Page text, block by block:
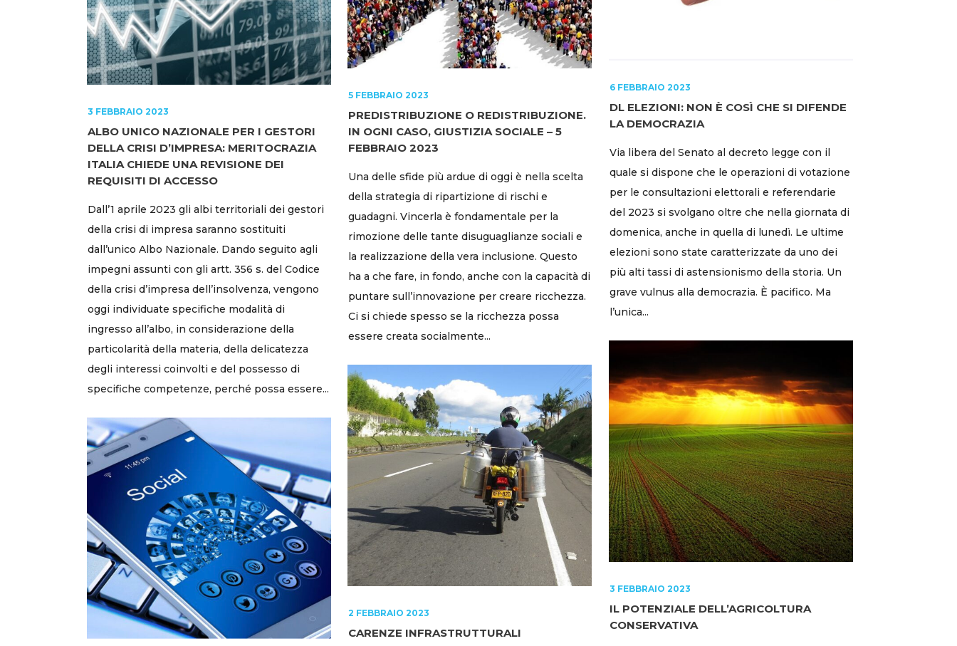
6 FEBBRAIO 2023
DL ELEZIONI: NON È COSÌ CHE SI DIFENDE
LA DEMOCRAZIA
Via libera del Senato al decreto legge con il
quale si dispone che le operazioni di votazione
per le consultazioni elettorali e referendarie
del 2023 si svolgano oltre che nella giornata di
domenica, anche in quella di lunedì. Le ultime
elezioni sono state caratterizzate da uno dei
più alti tassi di astensionismo della storia. Un
grave vulnus alla democrazia. È pacifico. Ma
l’unica...
5 FEBBRAIO 2023
PREDISTRIBUZIONE O REDISTRIBUZIONE.
IN OGNI CASO, GIUSTIZIA SOCIALE – 5
FEBBRAIO 2023
Una delle sfide più ardue di oggi è nella scelta
della strategia di ripartizione di rischi e
guadagni. Vincerla è fondamentale per la
rimozione delle tante disuguaglianze sociali e
la realizzazione della vera inclusione. Questo
ha a che fare, in fondo, anche con la capacità di
puntare sull’innovazione per creare ricchezza.
Ci si chiede spesso se la ricchezza possa
essere creata socialmente...
3 FEBBRAIO 2023
ALBO UNICO NAZIONALE PER I GESTORI
DELLA CRISI D’IMPRESA: MERITOCRAZIA
ITALIA CHIEDE UNA REVISIONE DEI
REQUISITI DI ACCESSO
Dall’1 aprile 2023 gli albi territoriali dei gestori
della crisi di impresa saranno sostituiti
dall’unico Albo Nazionale. Dando seguito agli
impegni assunti con gli artt. 356 s. del Codice
della crisi d’impresa dell’insolvenza, vengono
oggi individuate specifiche modalità di
ingresso all’albo, in considerazione della
particolarità della materia, della delicatezza
degli interessi coinvolti e del possesso di
specifiche competenze, perché possa essere...
3 FEBBRAIO 2023
IL POTENZIALE DELL’AGRICOLTURA
CONSERVATIVA
2 FEBBRAIO 2023
CARENZE INFRASTRUTTURALI